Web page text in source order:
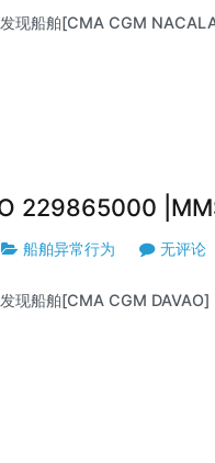
现船舶[CMA CGM
229865000
船舶异常行为 无评论
现船舶[CMA CGM